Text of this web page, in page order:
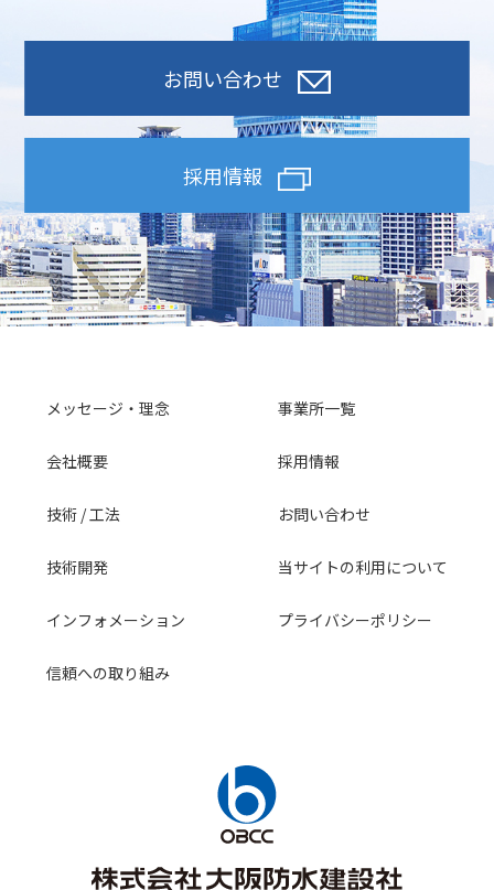
お問い合わせ
採用情報
メッセージ・理念
会社概要
技術 / 工法
技術開発
インフォメーション
信頼への取り組み
事業所一覧
採用情報
お問い合わせ
当サイトの利用について
プライバシーポリシー